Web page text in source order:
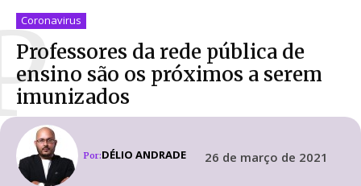
Coronavirus
Professores da rede pública de
ensino são os próximos a serem
imunizados
Por:DÉLIO ANDRADE 26 de março de 2021